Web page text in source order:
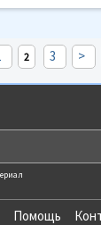
2 3 >
Помощь